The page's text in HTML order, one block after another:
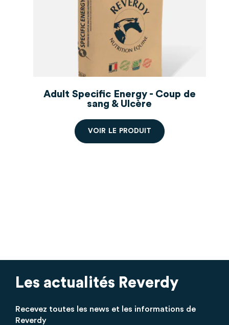
Adult Specific Energy - Coup de
sang & Ulcère
VO R LE PRO DU T
Les actualités Reverdy
Recevez toutes les news et les informations de
Reverdy